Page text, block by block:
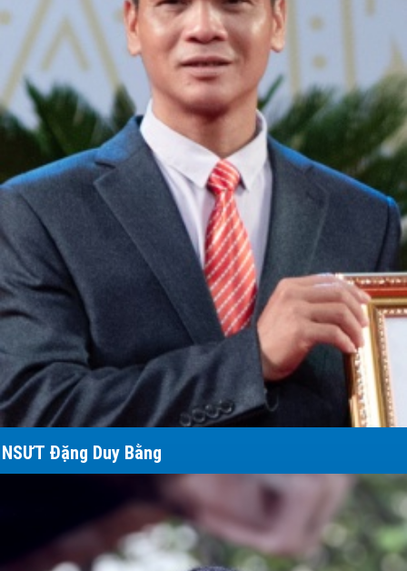
NSƯT Đặng Duy Bằng